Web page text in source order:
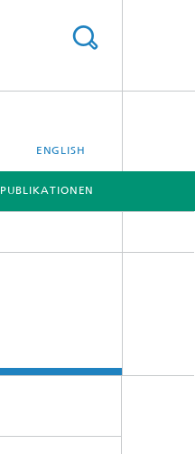
ENGLISH
PUBLIKATIONEN